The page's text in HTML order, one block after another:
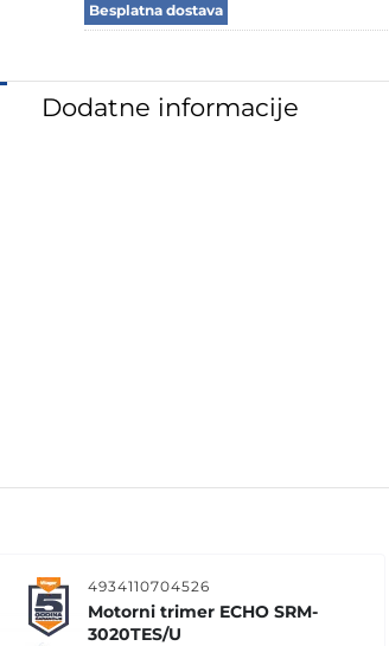
Besplatna dostava
Dodatne informacije
4934110704526
Motorni trimer ECHO SRM-
3020TES/U